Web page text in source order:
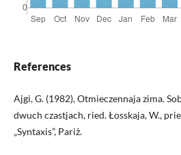
References
Ajgi, G. (1982), Otmieczennaja zima.
dwuch czastjach, ried. Łosskaja, W.,
„Syntaxis”, Pariż.